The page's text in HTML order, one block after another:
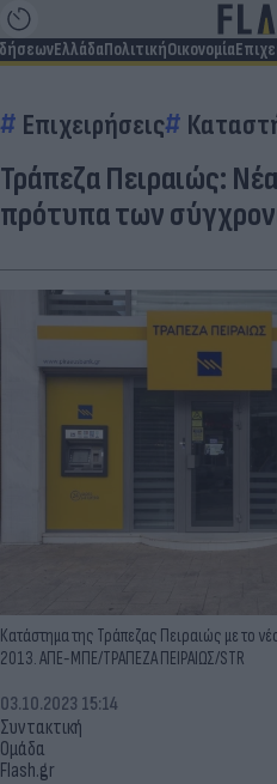
ΕλλάδαΠολιτικήΟικονομία
Επιχειρήσεις
Τράπεζα Πειραιώς:
πρότυπα των
Κατάστημα της Τράπεζας Πειραιώς με το
2013. ΑΠΕ-ΜΠΕ/ΤΡΑΠΕΖΑ ΠΕΙΡΑΙΩΣ/STR
Συντακτική
Ομάδα
Flash.gr
03.10.2023 15:14